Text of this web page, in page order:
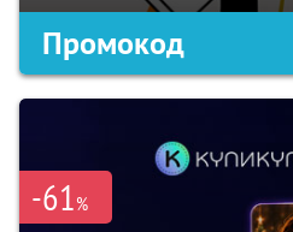
Промокод
-61%